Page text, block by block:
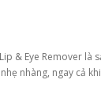
& Eye Remover là
nhàng, ngay cả